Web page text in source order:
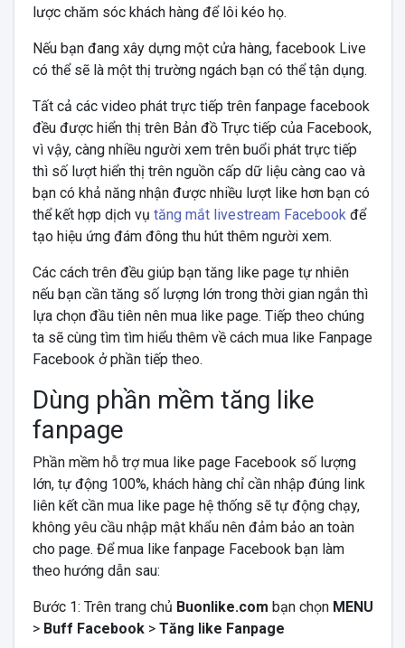
lược chăm sóc khách hàng để lôi kéo họ.
Nếu bạn đang xây dựng một cửa hàng, facebook Live
có thể sẽ là một thị trường ngách bạn có thể tận dụng.
Tất cả các video phát trực tiếp trên fanpage facebook
đều được hiển thị trên Bản đồ Trực tiếp của Facebook,
vì vậy, càng nhiều người xem trên buổi phát trực tiếp
thì số lượt hiển thị trên nguồn cấp dữ liệu càng cao và
bạn có khả năng nhận được nhiều lượt like hơn bạn có
thể kết hợp dịch vụ tăng mắt livestream Facebook để
tạo hiệu ứng đám đông thu hút thêm người xem.
Các cách trên đều giúp bạn tăng like page tự nhiên
nếu bạn cần tăng số lượng lớn trong thời gian ngắn thì
lựa chọn đầu tiên nên mua like page. Tiếp theo chúng
ta sẽ cùng tìm tìm hiểu thêm về cách mua like Fanpage
Facebook ở phần tiếp theo.
Dùng phần mềm tăng like
fanpage
Phần mềm hỗ trợ mua like page Facebook số lượng
lớn, tự động 100%, khách hàng chỉ cần nhập đúng link
liên kết cần mua like page hệ thống sẽ tự động chạy,
không yêu cầu nhập mật khẩu nên đảm bảo an toàn
cho page. Để mua like fanpage Facebook bạn làm
theo hướng dẫn sau:
Bước 1: Trên trang chủ Buonlike.com bạn chọn MENU
> Buff Facebook> Tăng like Fanpage